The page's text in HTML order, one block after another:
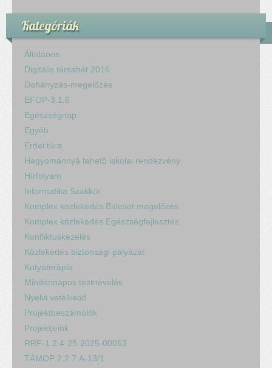
Kategóriák
Általános
Digitális témahét 2016
Dohányzás-megelőzés
EFOP-3.1.6
Egészségnap
Egyéb
Erdei túra
Hagyománnyá tehető iskolai rendezvény
Hírfolyam
Informatika Szakkör
Komplex közlekedés Baleset megelőzés
Komplex közlekedés Egészségfejlesztés
Konfliktuskezelés
Közlekedés biztonsági pályázat
Kutyaterápia
Mindennapos testnevelés
Nyelvi vetélkedő
Projektbeszámolók
Projektjeink
RRF-1.2.4-25-2025-00053
TÁMOP 2.2.7.A-13/1